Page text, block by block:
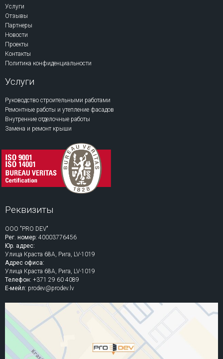
Услуги
Отзывы
Партнеры
Новости
Проекты
Контакты
Политика конфиденциальности
Услуги
Руководство строительными работами
Ремонтные работы и утепление фасадов
Внутренние отделочные работы
Замена и ремонт крыши
Реквизиты
ООО "PRO DEV"
Рег. номер: 40003776456
Юр. адрес:
Улица Краста 68A, Рига, LV-1019
Адрес офиса:
Улица Краста 68A, Рига, LV-1019
Телефон: +371 29 60 4089
Е-мейл: prodev@prodev.lv